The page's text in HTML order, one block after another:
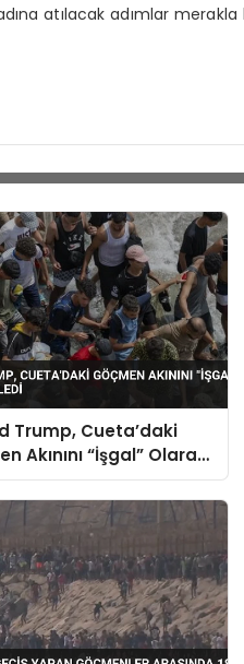
atılacak adımlar
Trump, Cueta’daki
Akınını “İşgal” Olarak